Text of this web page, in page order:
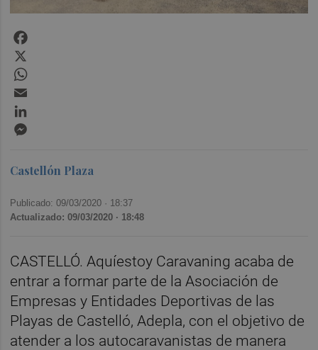
Castellón Plaza
Publicado: 09/03/2020 · 18:37
Actualizado: 09/03/2020 · 18:48
CASTELLÓ. Aquíestoy Caravaning acaba de
entrar a formar parte de la Asociación de
Empresas y Entidades Deportivas de las
Playas de Castelló, Adepla, con el objetivo de
atender a los autocaravanistas de manera